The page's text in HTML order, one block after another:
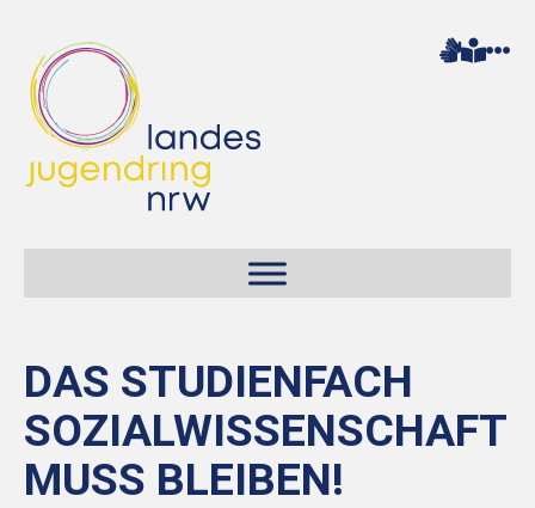
DAS STUDIENFACH
SOZIALWISSENSCHAFT
MUSS BLEIBEN!